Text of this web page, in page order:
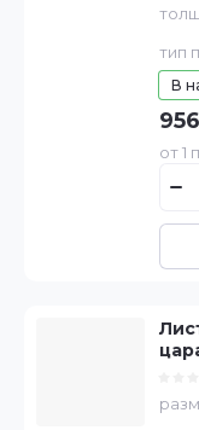
тип
В
от 1